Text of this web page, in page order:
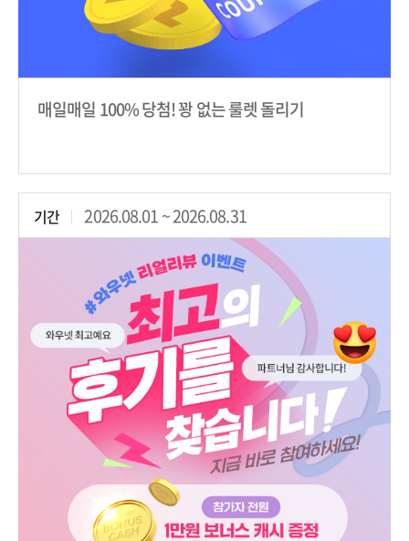
매일매일 100% 당첨! 꽝 없는 룰렛 돌리기
기간 2026.08.01 ~ 2026.08.31